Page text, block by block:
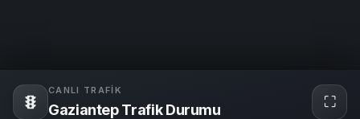
CANLI TRAFIK
Gaziantep Trafik Durumu ⛶